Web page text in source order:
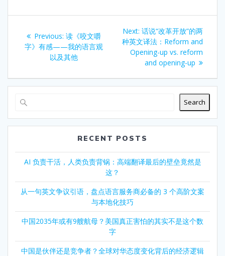
navigation
Previous: Previous
post:
读《咬文嚼
字》有感——我的语言观
以及其他
Next: Next
post:
话说“改革开放”的两
种英文译法：Reform and
Opening-up vs. reform
and opening-up
Search
RECENT POSTS
AI 负责干活，人类负责背锅：高端翻译最后的壁垒竟然是
这？
从一句英文争议引语，盘点语言服务商必备的 3 个高阶文案
与本地化技巧
中国2035年或有9艘航母？美国真正害怕的其实不是这个数
字
中国是伙伴还是竞争者？全球对华态度变化背后的经济逻辑